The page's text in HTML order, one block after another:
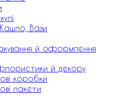
Вази
й оформлення
й декору
коробки
пакети